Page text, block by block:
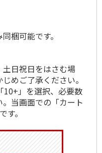
イカットマグ
ポムポムプ
コーデュロイ生地ラ
ンチバッグ ハロー
梱可能です。
日祝日をはさむ場
めご了承ください。
」を選択、必要数
当画面での「カート
。